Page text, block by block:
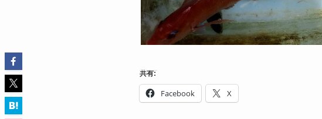
共有:
Facebook X